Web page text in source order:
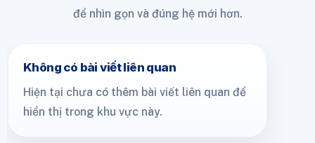
để nhìn gọn và đúng hệ mới hơn.
Không có bài viết liên quan
Hiện tại chưa có thêm bài viết liên quan để
hiển thị trong khu vực này.